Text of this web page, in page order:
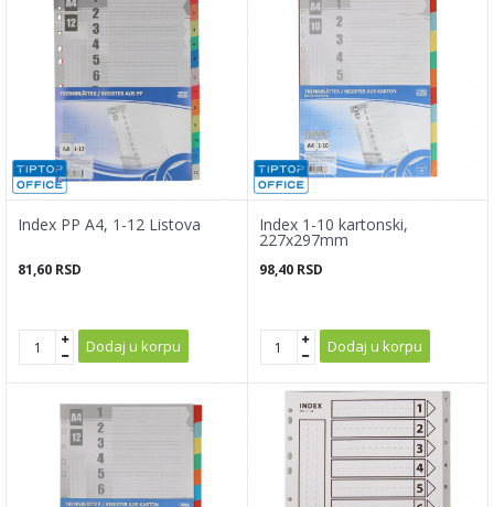
Index PP A4, 1-12 Listova
81,60 RSD
Dodaj u korpu
Index 1-10 kartonski,
227x297mm
98,40 RSD
Dodaj u korpu